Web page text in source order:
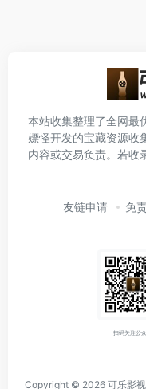
本站收集整理了全网最
嫖怪开发的宝藏资源收
内容或交易负责。若收
友链申请 免
扫码关注公
Copyright © 2026 可乐影视